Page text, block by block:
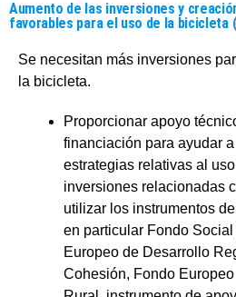
Aumento de las inversiones y
favorables para el uso de la bicicleta
Se necesitan más inversiones
la bicicleta.
Proporcionar apoyo
financiación para ayudar
estrategias relativas al
inversiones relacionadas
utilizar los instrumentos
en particular Fondo
Europeo de Desarrollo
Cohesión, Fondo